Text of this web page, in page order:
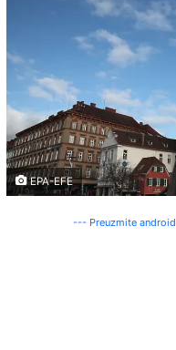
EPA-EFE
--- Preuzmite